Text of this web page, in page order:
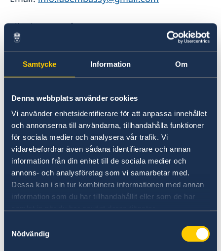
Samtycke Information Om
Denna webbplats använder cookies
Vi använder enhetsidentifierare för att anpassa innehållet
och annonserna till användarna, tillhandahålla funktioner
för sociala medier och analysera vår trafik. Vi
vidarebefordrar även sådana identifierare och annan
information från din enhet till de sociala medier och
annons- och analysföretag som vi samarbetar med.
Dessa kan i sin tur kombinera informationen med annan
information som du har tillhandahållit eller som de har
Nödvändig
Passverksamhet i Laos
Samordningsnummer Laos
Eller läs mer på
Department of Immigration of Lao PDR
s
hemsida.
Var noga med att du får en inresestämpel i ditt
förekommit att stämpeln glömts bort och den
resande tvingats betala böter vid utresan då
denne inte kunnat bevisa att han/hon rest in
lagligt via en gränsstation. Om ett nytt pass
har utfärdats måste inresestämpeln överföras
för att utresestämpel ska kunna erhållas.
Passets giltighetstid
efter inresa till Laos.